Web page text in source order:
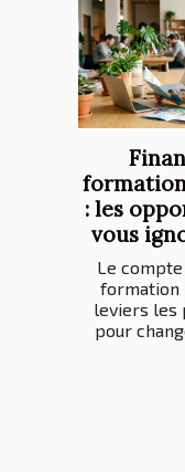
: les
vous
Le
formation
leviers les
pour